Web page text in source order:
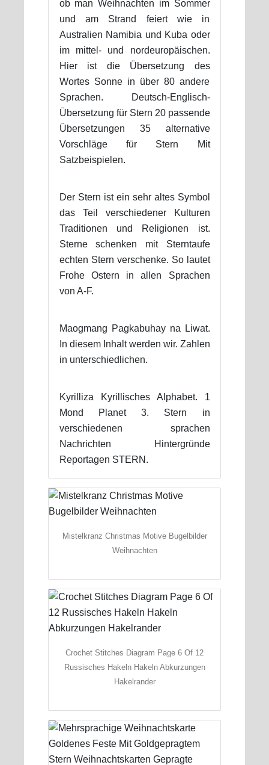
ob man Weihnachten im Sommer
und am Strand feiert wie in
Australien Namibia und Kuba oder
im mittel- und nordeuropäischen.
Hier ist die Übersetzung des
Wortes Sonne in über 80 andere
Sprachen. Deutsch-Englisch-
Übersetzung für Stern 20 passende
Übersetzungen 35 alternative
Vorschläge für Stern Mit
Satzbeispielen.
Der Stern ist ein sehr altes Symbol
das Teil verschiedener Kulturen
Traditionen und Religionen ist.
Sterne schenken mit Sterntaufe
echten Stern verschenke. So lautet
Frohe Ostern in allen Sprachen
von A-F.
Maogmang Pagkabuhay na Liwat.
In diesem Inhalt werden wir. Zahlen
in unterschiedlichen.
Kyrilliza Kyrillisches Alphabet. 1
Mond Planet 3. Stern in
verschiedenen sprachen
Nachrichten Hintergründe
Reportagen STERN.
Mistelkranz Christmas Motive Bugelbilder
Weihnachten
Crochet Stitches Diagram Page 6 Of 12
Russisches Hakeln Hakeln Abkurzungen
Hakelrander